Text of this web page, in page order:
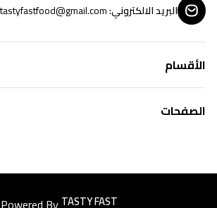
البريد الالكتروني:
الأقسام
الصفحات